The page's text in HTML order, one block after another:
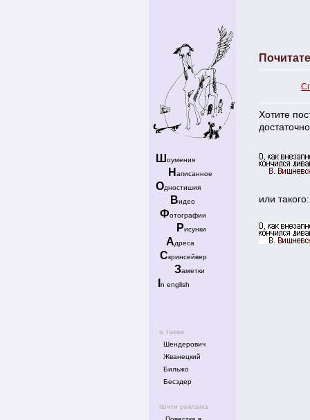
Ш оумения
Н аписанное
Одностишия
Видео
Фотографии
Рисунки
Адреса
Скринсейвер
Заметки
n english
а также
Шендерович
Жванецкий
Бильжо
Бесэдер
почти реклама
Хотите
или такого: